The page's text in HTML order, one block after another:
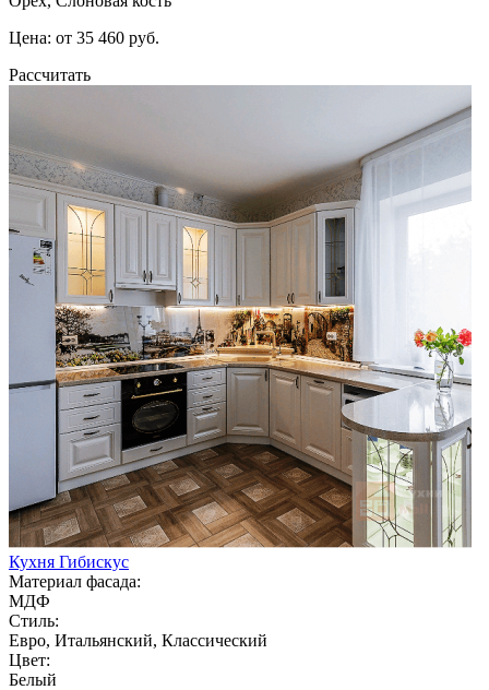
Цена: от 35 460 руб.
Рассчитать
Кухня Гибискус
Материал фасада:
МДФ
Стиль:
Евро, Итальянский, Классический
Цвет:
Белый